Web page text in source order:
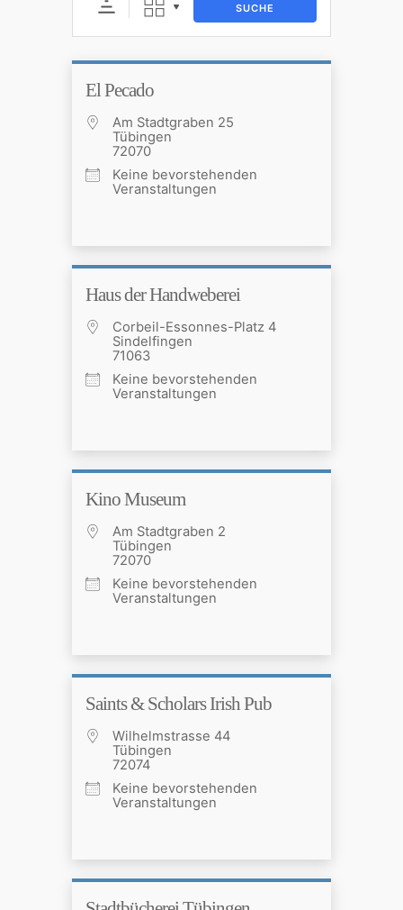
SUCHE
El Pecado
Am Stadtgraben 25
Tübingen
72070
Keine bevorstehenden
Veranstaltungen
Haus der Handweberei
Corbeil-Essonnes-Platz 4
Sindelfingen
71063
Keine bevorstehenden
Veranstaltungen
Kino Museum
Am Stadtgraben 2
Tübingen
72070
Keine bevorstehenden
Veranstaltungen
Saints & Scholars Irish Pub
Wilhelmstrasse 44
Tübingen
72074
Keine bevorstehenden
Veranstaltungen